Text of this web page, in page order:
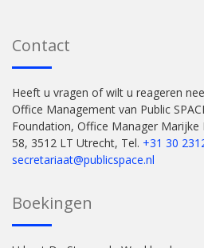
Contact
Heeft u vragen of wilt u reageren
Office Management van Public
Foundation, Office Manager Marijke
58, 3512 LT Utrecht, Tel. +31 30
secretariaat@publicspace.nl
Boekingen